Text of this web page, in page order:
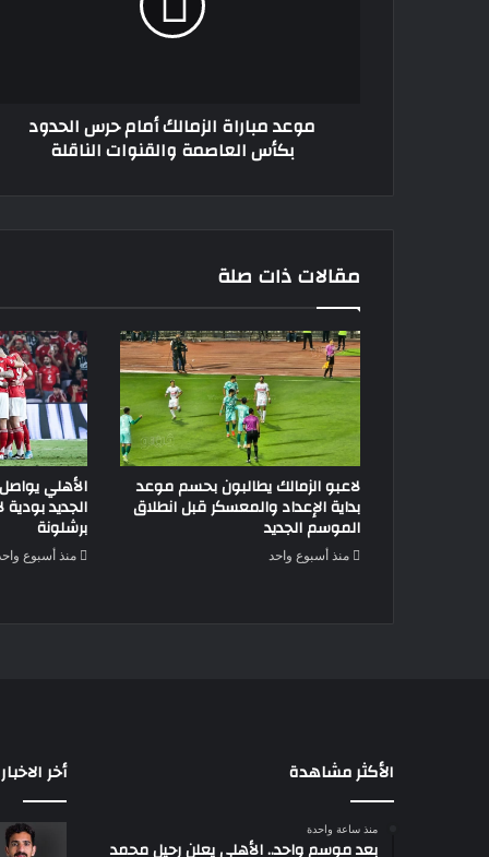
موعد مباراة الزمالك أمام حرس الحدود
بكأس العاصمة والقنوات الناقلة
مقالات ذات صلة
لاعبو الزمالك يطالبون بحسم موعد
بداية الإعداد والمعسكر قبل انطلاق
الموسم الجديد
منذ أسبوع واحد
الأهلي
الجديد
برشلونة
منذ أسبوع
الأكثر مشاهدة
منذ ساعة واحدة
بعد موسم واحد.. الأهلي يعلن رحيل محمد
أخر الاخبار